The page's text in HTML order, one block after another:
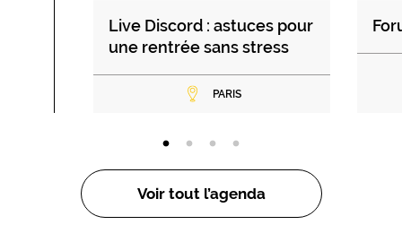
Live Discord : astuces pour
une rentrée sans stress
PARIS
Voir tout l’agenda